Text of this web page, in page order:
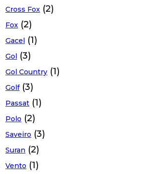
Cross Fox (2)
Fox (2)
Gacel (1)
Gol (3)
Gol Country (1)
Golf (3)
Passat (1)
Polo (2)
Saveiro (3)
Suran (2)
Vento (1)